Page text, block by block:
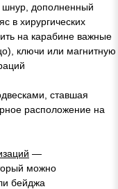
дополненный
в хирургических
на карабине важные
ключи или магнитную
ставшая
расположение на
—
можно
бейджа